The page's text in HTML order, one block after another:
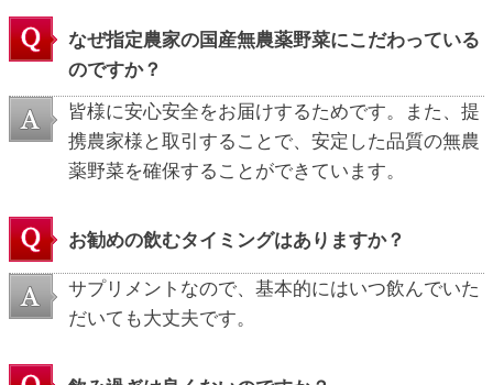
なぜ指定農家の国産無農薬野菜にこだわっている
のですか？
皆様に安心安全をお届けするためです。また、提
携農家様と取引することで、安定した品質の無農
薬野菜を確保することができています。
お勧めの飲むタイミングはありますか？
サプリメントなので、基本的にはいつ飲んでいた
だいても大丈夫です。